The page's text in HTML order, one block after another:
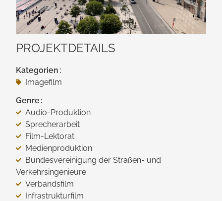
PROJEKTDETAILS
Kategorien
Imagefilm
Genre
Audio-Produktion
Sprecherarbeit
Film-Lektorat
Medienproduktion
Bundesvereinigung der Straßen- und
Verkehrsingenieure
Verbandsfilm
Infrastrukturfilm